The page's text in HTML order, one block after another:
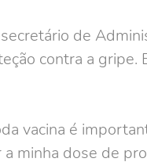
de
contra a gripe.
vacina é
minha dose de